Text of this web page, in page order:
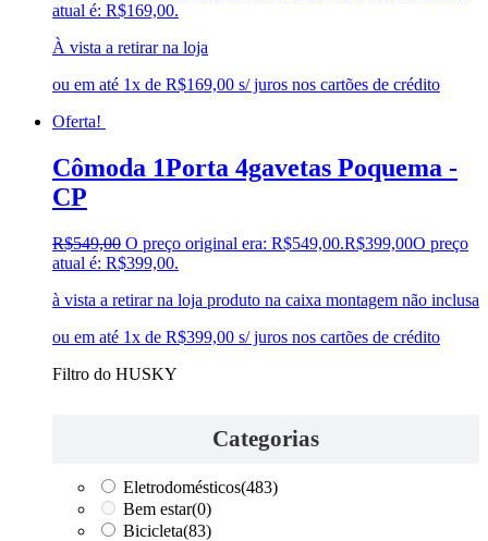
atual é: R$169,00.
À vista a retirar na loja
ou em até 1x de R$169,00 s/ juros nos cartões de crédito
Oferta!
Cômoda 1Porta 4gavetas Poquema -
CP
R$549,00 O preço original era: R$549,00.R$399,00O preço
atual é: R$399,00.
à vista a retirar na loja produto na caixa montagem não inclusa
ou em até 1x de R$399,00 s/ juros nos cartões de crédito
Filtro do HUSKY
Categorias
Eletrodomésticos(483)
Bem estar(0)
Bicicleta(83)